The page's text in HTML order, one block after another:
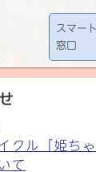
スマート
窓口
クル「姫ち
て